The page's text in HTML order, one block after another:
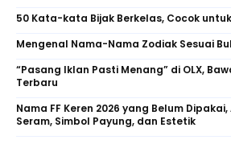
50 Kata-kata Bijak Berkelas, Cocok
Mengenal Nama-Nama Zodiak Sesuai
“Pasang Iklan Pasti Menang” di OLX,
Terbaru
Nama FF Keren 2026 yang Belum
Seram, Simbol Payung, dan Estetik